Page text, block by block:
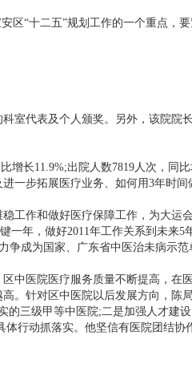
“十二五”规划工作的一个重点，要
表及个人颁奖。另外，该院院
11.9%;出院人数7819人次，同
步拓展医疗业务、如何用3年时
作和做好医疗保障工作，为大运
年，做好2011年工作关系到未
成为国家、广东省中医治未病示
医院医疗服务质量不断提高，在
针对区中医院以后发展方向，
三级甲等中医院;二是加强人才
行动抓落实。他坚信有医院团结